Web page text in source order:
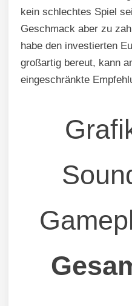
kein schlechtes Spiel
Geschmack aber zu
habe den investierten
großartig bereut, kann
eingeschränkte